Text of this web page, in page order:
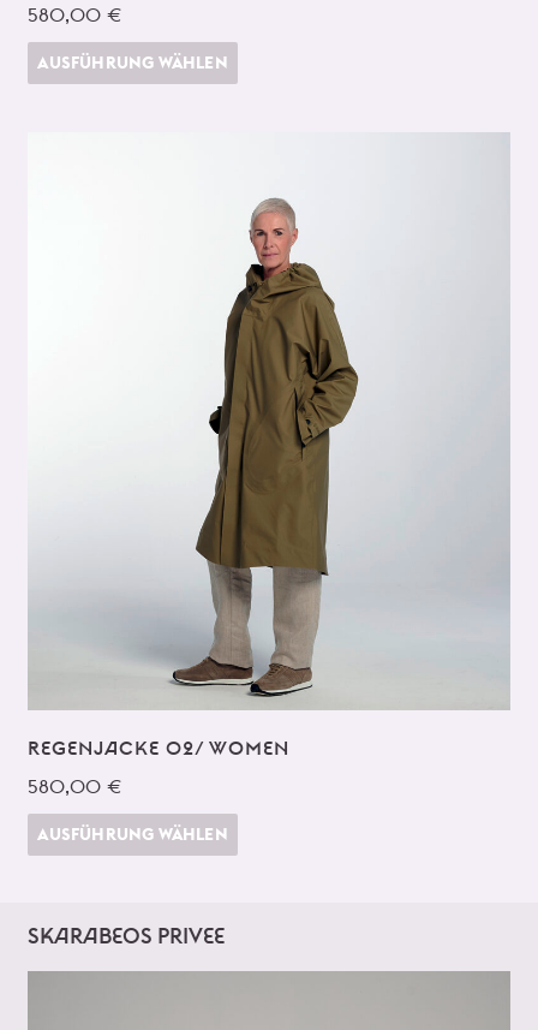
580,00 €
AUSFÜHRUNG WÄHLEN
REGENJACKE 02/ WOMEN
580,00 €
AUSFÜHRUNG WÄHLEN
SKARABEOS PRIVEE